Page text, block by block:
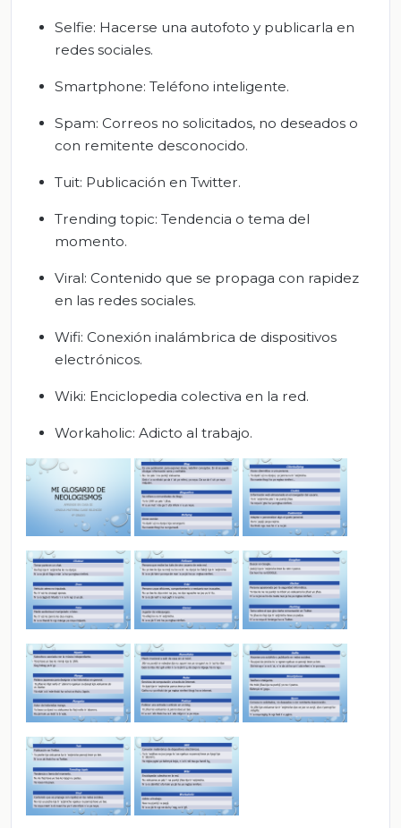
Selfie: Hacerse una autofoto y publicarla en
redes sociales.
Smartphone: Teléfono inteligente.
Spam: Correos no solicitados, no deseados o
con remitente desconocido.
Tuit: Publicación en Twitter.
Trending topic: Tendencia o tema del
momento.
Viral: Contenido que se propaga con rapidez
en las redes sociales.
Wifi: Conexión inalámbrica de dispositivos
electrónicos.
Wiki: Enciclopedia colectiva en la red.
Workaholic: Adicto al trabajo.